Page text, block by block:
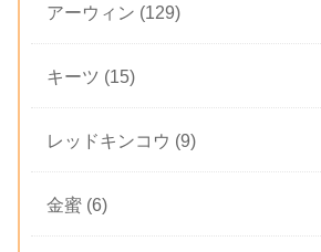
アーウィン (129)
キーツ (15)
レッドキンコウ (9)
金蜜 (6)